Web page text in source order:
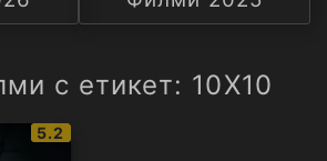
А
с етикет: 10X10
IMDb
5.2